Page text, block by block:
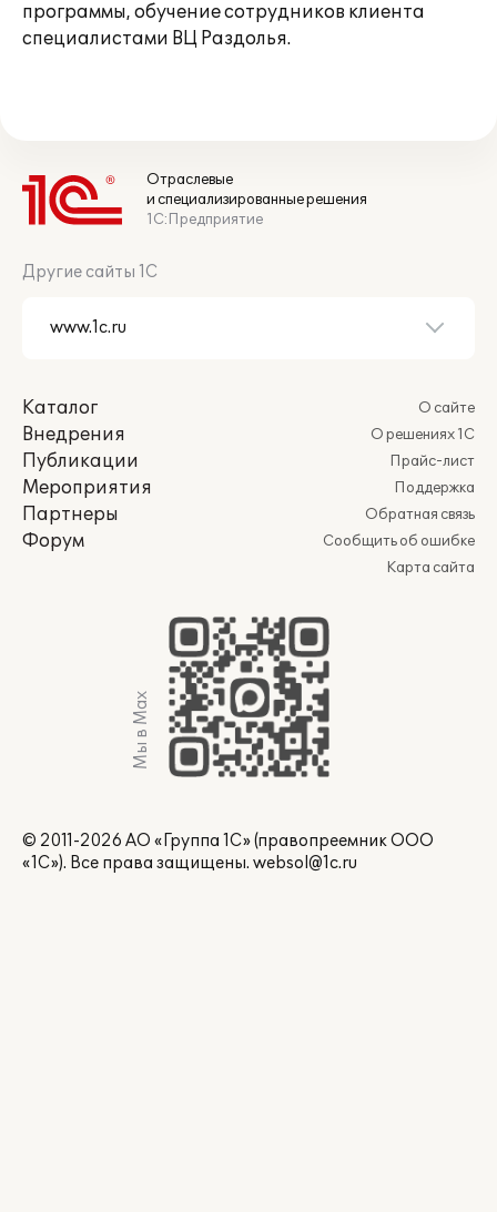
программы, обучение сотрудников клиента
специалистами ВЦ Раздолья.
Отраслевые
и специализированные решения
1С:Предприятие
Другие сайты 1С
Каталог
Внедрения
Публикации
Мероприятия
Партнеры
Форум
О сайте
О решениях 1С
Прайс-лист
Поддержка
Обратная связь
Сообщить об ошибке
Карта сайта
Мы в Max
© 2011-2026 АО «Группа 1С» (правопреемник ООО
«1С»). Все права защищены. websol@1c.ru